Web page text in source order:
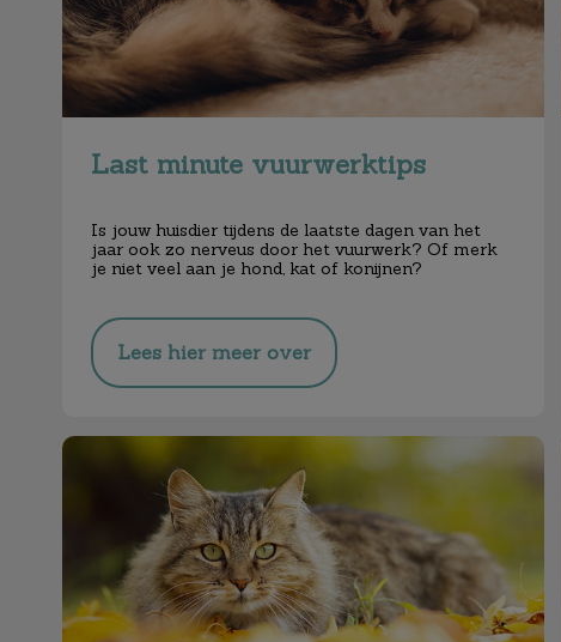
Last minute vuurwerktips
Is jouw huisdier tijdens de laatste dagen van het
jaar ook zo nerveus door het vuurwerk? Of merk
je niet veel aan je hond, kat of konijnen?
Lees hier meer over
Najaarskriebels